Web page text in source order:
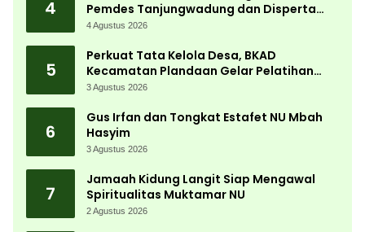
4
Pemdes Tanjungwadung dan Disperta
Bergerak Cepat
4 Agustus 2026
5
Perkuat Tata Kelola Desa, BKAD
Kecamatan Plandaan Gelar Pelatihan
Aparatur Pemdes
3 Agustus 2026
6
Gus Irfan dan Tongkat Estafet NU Mbah
Hasyim
3 Agustus 2026
7
Jamaah Kidung Langit Siap Mengawal
Spiritualitas Muktamar NU
2 Agustus 2026